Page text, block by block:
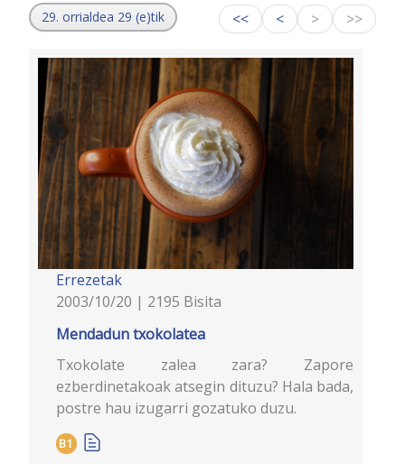
29. orrialdea 29 (e)tik << < > >>
Errezetak
2003/10/20 | 2195 Bisita
Mendadun txokolatea
Txokolate zalea zara? Zapore
ezberdinetakoak atsegin dituzu? Hala bada,
postre hau izugarri gozatuko duzu.
B1